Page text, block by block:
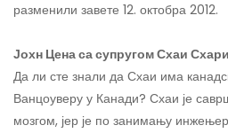
разменили завете 12. октобра 2012.
Јохн Цена са супругом Схаи
Да ли сте знали да Схаи има
Ванцоуверу у Канади? Схаи је
мозгом, јер је по занимању